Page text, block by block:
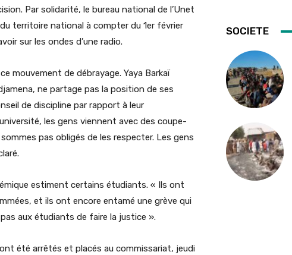
Par solidarité, le bureau national de l’Unet
territoire national à compter du 1er février
sur les ondes d’une radio.
mouvement de débrayage. Yaya Barkaï
ne partage pas la position de ses
de discipline par rapport à leur
les gens viennent avec des coupe-
pas obligés de les respecter. Les gens
estiment certains étudiants. « Ils ont
et ils ont encore entamé une grève qui
pas aux étudiants de faire la justice ».
été arrêtés et placés au commissariat, jeudi
SOCIETE